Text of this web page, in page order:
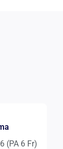
(PA 6 Fr)